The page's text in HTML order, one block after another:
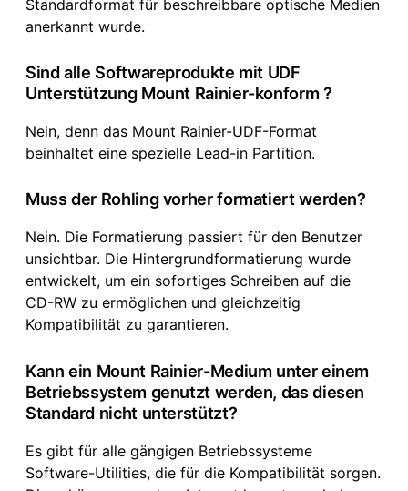
Standardformat für beschreibbare optische Medien
anerkannt wurde.
Sind alle Softwareprodukte mit UDF
Unterstützung Mount Rainier-konform ?
Nein, denn das Mount Rainier-UDF-Format
beinhaltet eine spezielle Lead-in Partition.
Muss der Rohling vorher formatiert werden?
Nein. Die Formatierung passiert für den Benutzer
unsichtbar. Die Hintergrundformatierung wurde
entwickelt, um ein sofortiges Schreiben auf die
CD-RW zu ermöglichen und gleichzeitig
Kompatibilität zu garantieren.
Kann ein Mount Rainier-Medium unter einem
Betriebssystem genutzt werden, das diesen
Standard nicht unterstützt?
Es gibt für alle gängigen Betriebssysteme
Software-Utilities, die für die Kompatibilität sorgen.